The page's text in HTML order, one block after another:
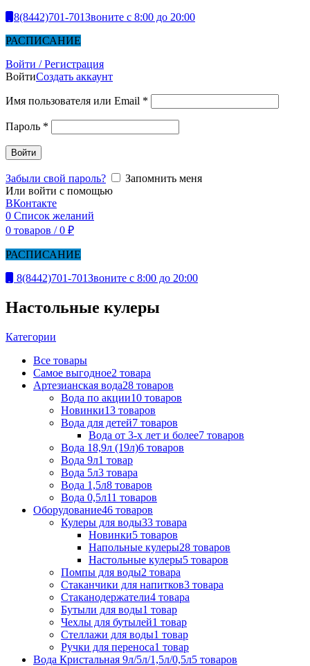
8(8442)701-701Звоните с 8:00 до 20:00
РАСПИСАНИЕ
Войти / Регистрация
ВойтиСоздать аккаунт
Имя пользователя или Email *
Пароль *
Войти
Забыли свой пароль?
Запомнить меня
Или войти с помощью
ВКонтакте
0 Список желаний
0 товаров / 0 ₽
РАСПИСАНИЕ
8(8442)701-701Звоните с 8:00 до 20:00
Настольные кулеры
Категории
Все товары
Самое выгодное2 товара
Артезианская вода28 товаров
Вода по акции10 товаров
Новинки13 товаров
Вода для детей7 товаров
Вода от 3-х лет и более7 товаров
Вода 18,9л (19л)6 товаров
Вода 9л1 товар
Вода 5л3 товара
Вода 1,5л8 товаров
Вода 0,5л11 товаров
Оборудование46 товаров
Кулеры для воды33 товара
Новинки5 товаров
Напольные кулеры28 товаров
Настольные кулеры5 товаров
Помпы для воды2 товара
Стаканчики для напитков3 товара
Стаканодержатели4 товара
Бутыли для воды1 товар
Чехлы для бутылей1 товар
Стеллажи для воды1 товар
Ручки для переноса1 товар
Вода Кристальная 9л/5л/1,5л/0,5л5 товаров